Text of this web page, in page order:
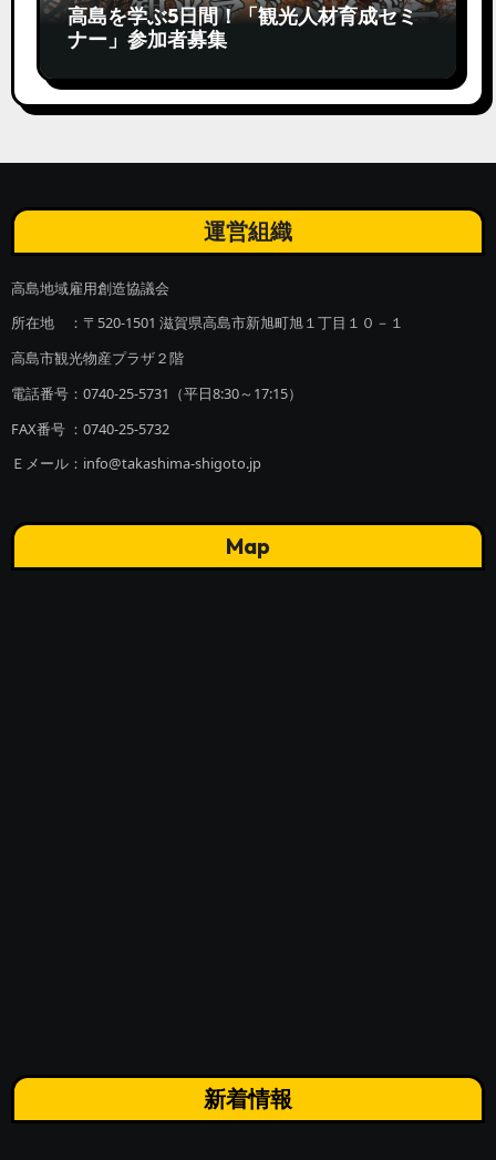
高島を学ぶ5日間！「観光人材育成セミ
ナー」参加者募集
運営組織
高島地域雇用創造協議会
所在地 ：〒520-1501 滋賀県高島市新旭町旭１丁目１０－１
高島市観光物産プラザ２階
電話番号：0740-25-5731（平日8:30～17:15）
FAX番号 ：0740-25-5732
Ｅメール：info@takashima-shigoto.jp
Map
新着情報